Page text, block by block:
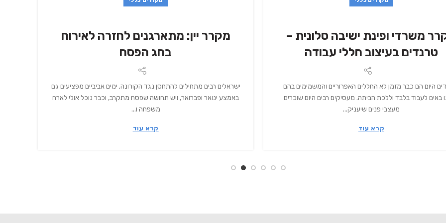
משרדי ופינת ישיבה סלונית –
טרנדים בעיצוב חללי עבודה
היום הם כבר מזמן לא החללים האפרוריים והמשמימים בהם
באים לעבוד בלבד וללכת הביתה. מעסיקים רבים היום שוכרים
מעצבי פנים שיעניק...
קרא עוד
מקרר יין: מתארגנים לחזרה לאירוח
בחג הפסח
ישראלים רבים מתחילים להתחסן נגד הקורונה, ימים אביביים מפציעים גם
באמצע ינואר ופברואר, ויש תחושה שפסח מתקרב, וכבר נוכל אולי לארח
משפחה ו...
קרא עוד